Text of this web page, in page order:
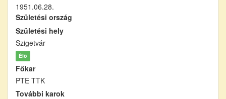
1951.06.28.
Születési ország
Születési hely
Szigetvár
Élő
Főkar
PTE TTK
További karok